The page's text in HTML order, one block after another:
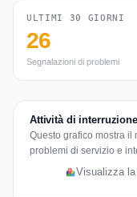
ULTIMI 30 GIORNI
26
Segnalazioni di problemi
Attività di
Questo grafico mostra
problemi di servizio e
Visualizza